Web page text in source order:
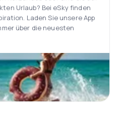
Urlaub? Bei eSky finden
Laden Sie unsere App
über die neuesten